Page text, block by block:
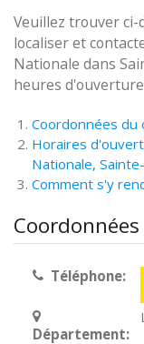
Veuillez trouver
localiser et
Nationale dans
heures
Coordonnées du
Horaires
Nationale,
Comment s'y
Téléphone:
Département: